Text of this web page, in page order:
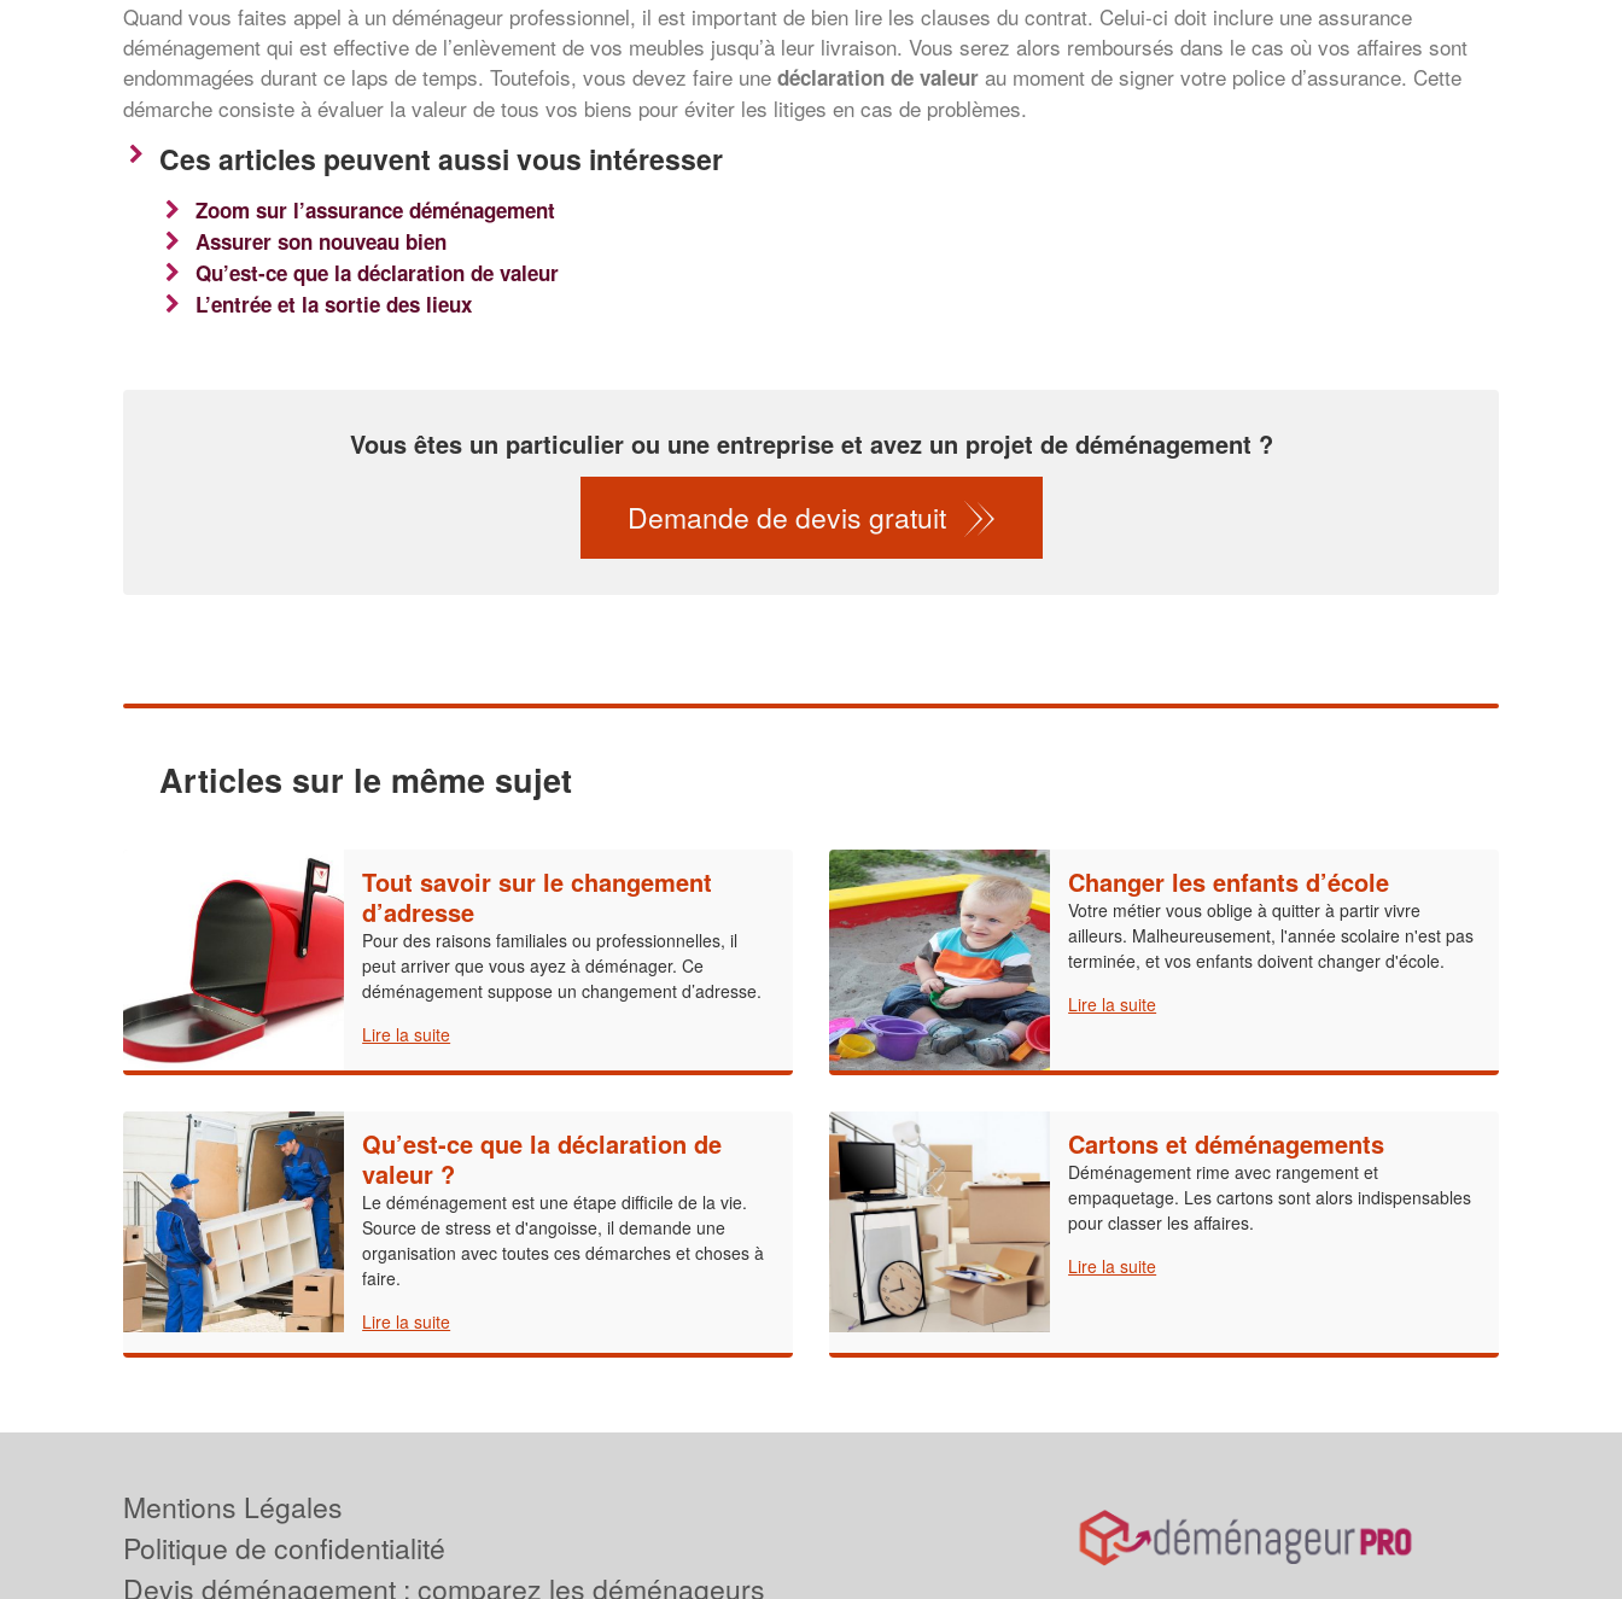
Quand vous faites appel à un déménageur professionnel, il est important de bien lire les clauses du contrat. Celui-ci doit inclure une assurance
déménagement qui est effective de l’enlèvement de vos meubles jusqu’à leur livraison. Vous serez alors remboursés dans le cas où vos affaires sont
endommagées durant ce laps de temps. Toutefois, vous devez faire une déclaration de valeur au moment de signer votre police d’assurance. Cette
démarche consiste à évaluer la valeur de tous vos biens pour éviter les litiges en cas de problèmes.
Ces articles peuvent aussi vous intéresser
Zoom sur l’assurance déménagement
Assurer son nouveau bien
Qu’est-ce que la déclaration de valeur
L’entrée et la sortie des lieux
Vous êtes un particulier ou une entreprise et avez un projet de déménagement ?
Demande de devis gratuit
Articles sur le même sujet
Tout savoir sur le changement
d’adresse
Pour des raisons familiales ou professionnelles, il
peut arriver que vous ayez à déménager. Ce
déménagement suppose un changement d’adresse.
Lire la suite
Changer les enfants d’école
Votre métier vous oblige à quitter à partir vivre
ailleurs. Malheureusement, l'année scolaire n'est pas
terminée, et vos enfants doivent changer d'école.
Lire la suite
Qu’est-ce que la déclaration de
valeur ?
Le déménagement est une étape difficile de la vie.
Source de stress et d'angoisse, il demande une
organisation avec toutes ces démarches et choses à
faire.
Lire la suite
Cartons et déménagements
Déménagement rime avec rangement et
empaquetage. Les cartons sont alors indispensables
pour classer les affaires.
Lire la suite
nouveaux clients
Mentions Légales
Politique de confidentialité
Devis déménagement : comparez les déménageurs